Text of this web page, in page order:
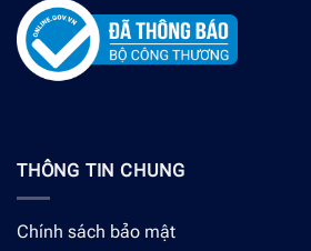
THÔNG TIN CHUNG
Chính sách bảo mật